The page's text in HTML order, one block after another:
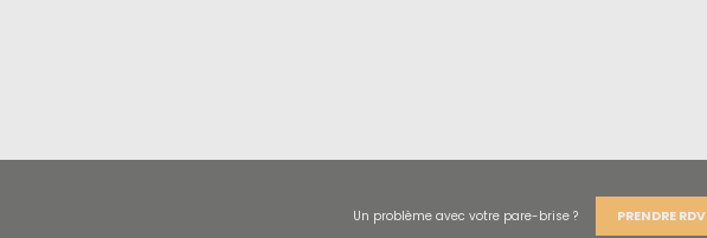
Un problème avec votre pare-brise ? PRENDRE RDV